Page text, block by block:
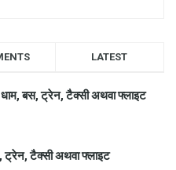
LATEST
धाम, बस, ट्रेन, टैक्सी अथवा फ्लाइट
टैक्सी अथवा फ्लाइट